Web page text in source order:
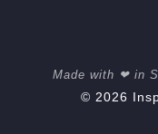
Made with ❤ in
© 2026